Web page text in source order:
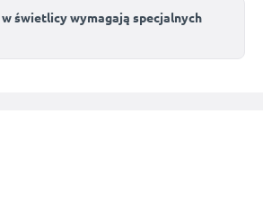
świetlicy wymagają specjalnych